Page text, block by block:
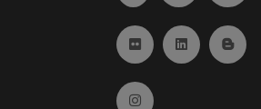
Ir a Flickr (abre en
Ir a Linkedin
Ir al
Ir a Instagram (abre